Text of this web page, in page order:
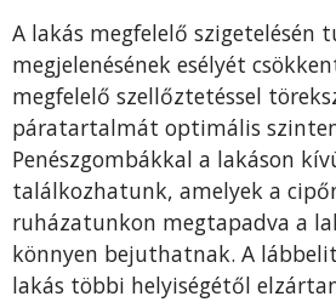
A lakás megfelelő szigetelésén
megjelenésének esélyét
megfelelő szellőztetéssel
páratartalmát optimális
Penészgombákkal a lakáson
találkozhatunk, amelyek a
ruházatunkon megtapadva a
könnyen bejuthatnak. A
lakás többi helyiségétől